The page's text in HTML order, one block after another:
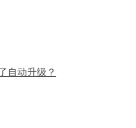
自动升级？